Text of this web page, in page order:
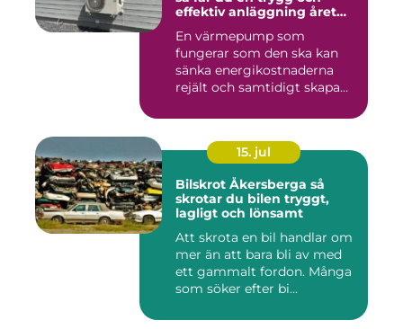
effektiv anläggning året
En värmepump som
fungerar som den ska kan
sänka energikostnaderna
rejält och samtidigt skapa
15. jul
Bilskrot Åkersberga så
skrotar du bilen tryggt,
lagligt och lönsamt
Att skrota en bil handlar om
mer än att bara bli av med
ett gammalt fordon. Många
som söker efter bi...